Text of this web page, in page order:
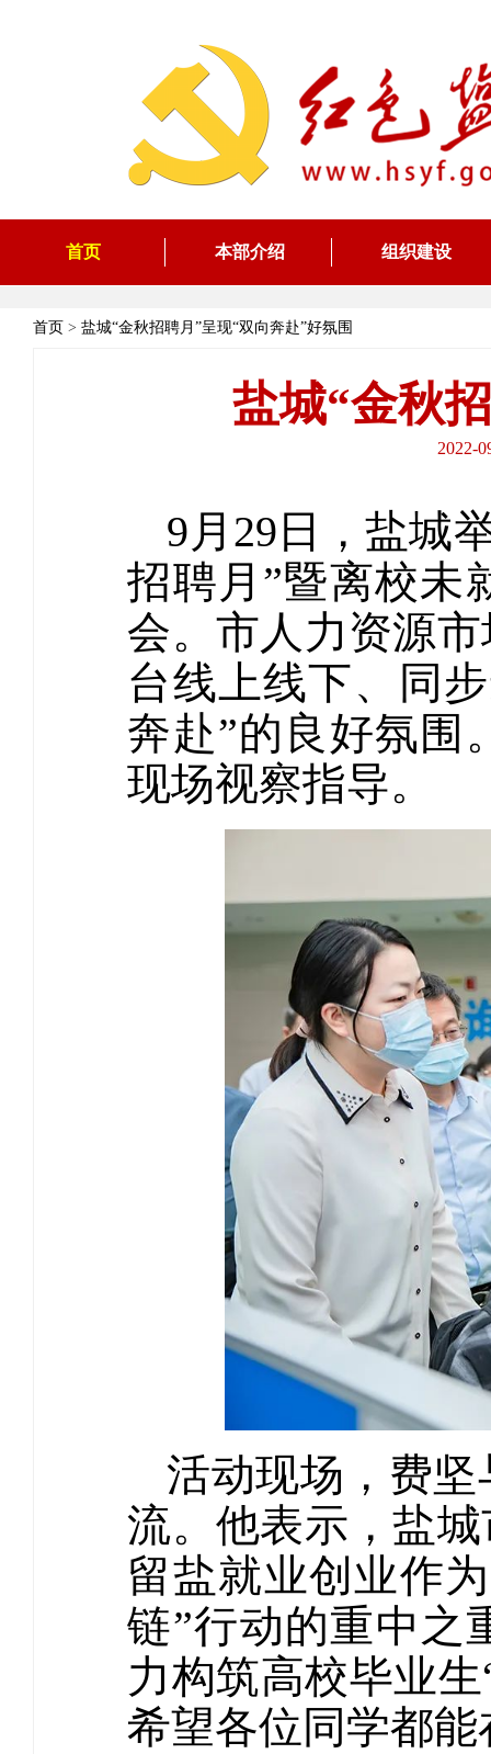
首页 本部介绍 组织建设
首页 > 盐城“金秋招聘月”呈现“双向奔赴”好氛围
盐城“金秋
2022-
9月29日，盐城
招聘月”暨离校未
会。市人力资源
台线上线下、同
奔赴”的良好氛围
现场视察指导。
活动现场，费
流。他表示，盐
留盐就业创业作
链”行动的重中之
力构筑高校毕业
希望各位同学都